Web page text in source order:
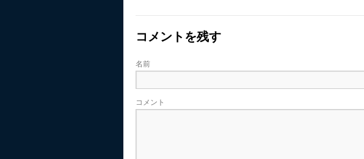
コメントを残す
名前
コメント